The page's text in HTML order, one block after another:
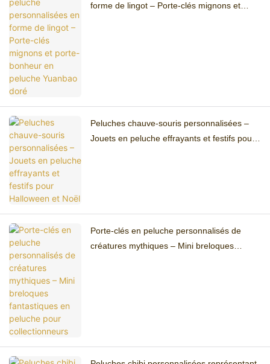
forme de lingot – Porte-clés mignons et
Peluches chauve-souris personnalisées –
Jouets en peluche effrayants et festifs pour
Porte-clés en peluche personnalisés de
créatures mythiques – Mini breloques